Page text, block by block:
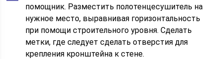
помощник. Разместить полотенцесушитель на
нужное место, выравнивая горизонтальность
при помощи строительного уровня. Сделать
метки, где следует сделать отверстия для
крепления кронштейна к стене.